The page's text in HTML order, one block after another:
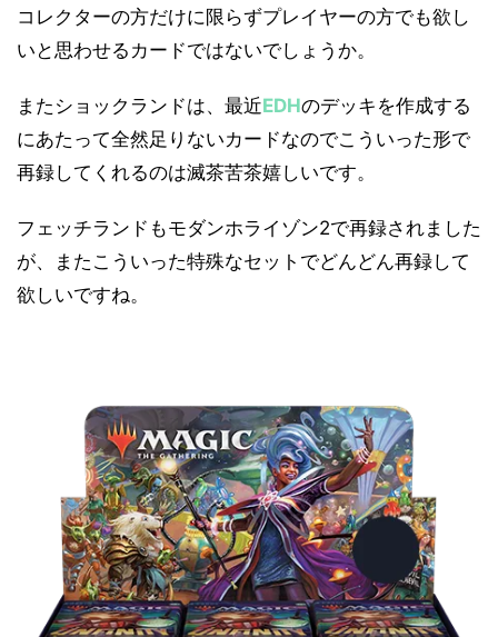
コレクターの方だけに限らずプレイヤーの方でも欲し
いと思わせるカードではないでしょうか。
またショックランドは、最近EDHのデッキを作成する
にあたって全然足りないカードなのでこういった形で
再録してくれるのは滅茶苦茶嬉しいです。
フェッチランドもモダンホライゾン2で再録されました
が、またこういった特殊なセットでどんどん再録して
欲しいですね。